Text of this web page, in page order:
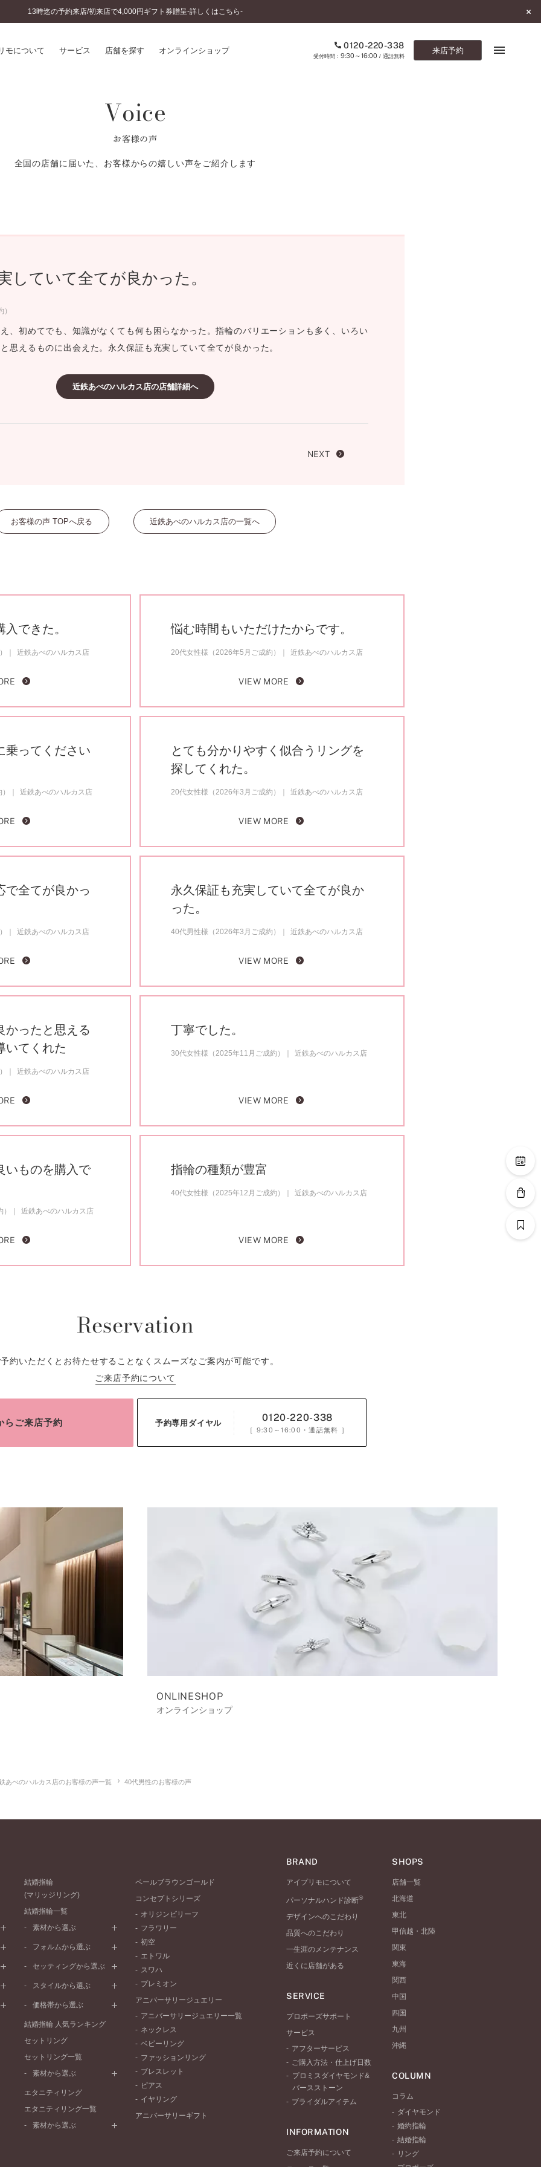
13時迄の予約来店/初来店で4,000円ギフト券贈呈-詳しくはこちら-
モについて サービス 店舗を探す オンラインショップ 0120-220-338
9:30～16:00/ 通話無料
来店予約
のこだわり
スダイヤモンド&バースストー
ーズサポート
婚約指輪とは
結婚指輪とは
セットリングとは
ショップブログ
Voice
お客様の声
全国の店舗に届いた、お客様からの嬉しい声をご紹介します
していて全てが良かった。
、初めてでも、知識がなくても何も困らなかった。指輪のバリエーションも多く、いろい
思えるものに出会えた。永久保証も充実していて全てが良かった。
近鉄あべのハルカス店の店舗詳細へ
NEXT
お客様の声 TOPへ戻る 近鉄あべのハルカス店の一覧へ
できた。
近鉄あべのハルカス店
悩む時間もいただけたからです。
20代女性様（2026年5月ご成約） 近鉄あべのハルカス店
VIEW MORE
乗ってください
近鉄あべのハルカス店
とても分かりやすく似合うリングを
探してくれた。
20代女性様（2026年3月ご成約） 近鉄あべのハルカス店
VIEW MORE
で全てが良かっ
近鉄あべのハルカス店
永久保証も充実していて全てが良か
った。
40代男性様（2026年3月ご成約） 近鉄あべのハルカス店
VIEW MORE
かったと思える
いてくれた
近鉄あべのハルカス店
丁寧でした。
30代女性様（2025年11月ご成約） 近鉄あべのハルカス店
VIEW MORE
いものを購入で
近鉄あべのハルカス店
指輪の種類が豊富
40代女性様（2025年12月ご成約） 近鉄あべのハルカス店
VIEW MORE
Reservation
約いただくとお待たせすることなくスムーズなご案内が可能です。
ご来店予約について
らご来店予約 予約専用ダイヤル 0120-220-338
［ 9:30～16:00 ・通話無料 ］
ONLINESHOP
オンラインショップ
あべのハルカス店のお客様の声一覧 40代男性のお客様の声
結婚指輪
(マリッジリング)
結婚指輪一覧
素材から選ぶ
プラチナ
ピンクゴールド
ペールブラウンゴールド
フォルムから選ぶ
ストレートライン
V字ライン
セッティングから選ぶ
プレーン
セベラルメレ
ラインメレ
スタイルから選ぶ
シンプル
モード
エレガント
ゴージャス
価格帯から選ぶ
50万円～
20万円～30万円
10万円～20万円
結婚指輪 人気ランキング
セットリング
セットリング一覧
素材から選ぶ
プラチナ
ペールブラウンゴールド
エタニティリング
エタニティリング一覧
素材から選ぶ
ペールブラウンゴールド
コンセプトシリーズ
オリジンビリーフ
フラワリー
初空
エトワル
スワハ
プレミオン
アニバーサリージュエリー
アニバーサリージュエリー一覧
ネックレス
ベビーリング
ファッションリング
ブレスレット
ピアス
イヤリング
アニバーサリーギフト
BRAND
アイプリモについて
パーソナルハンド診断®
デザインへのこだわり
品質へのこだわり
一生涯のメンテナンス
近くに店舗がある
SERVICE
プロポーズサポート
サービス
アフターサービス
ご購入方法・仕上げ日数
プロミスダイヤモンド&
バースストーン
ブライダルアイテム
INFORMATION
ご来店予約について
SHOPS
店舗一覧
北海道
東北
甲信越・北陸
関東
東海
関西
中国
四国
九州
沖縄
COLUMN
コラム
ダイヤモンド
婚約指輪
結婚指輪
リング